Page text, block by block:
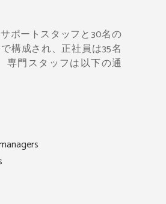
ポートスタッフと30名の
構成され、正社員は35名
専門スタッフは以下の通